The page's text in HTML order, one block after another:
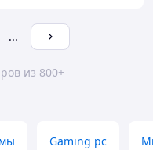
...
из 800+
Gaming pc